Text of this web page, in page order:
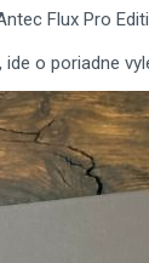
Flux Pro
o poriadne